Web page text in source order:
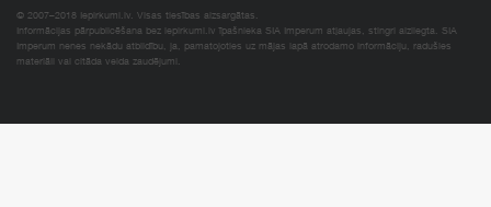
© 2007–2018 Iepirkumi.lv. Visas tiesības aizsargātas.
Informācijas pārpublicēšana bez iepirkumi.lv īpašnieka SIA Imperum atļaujas, stingri aizliegta. SIA
Imperum nenes nekādu atbildību, ja, pamatojoties uz mājas lapā atrodamo informāciju, radušies
materiāli vai citāda veida zaudējumi.